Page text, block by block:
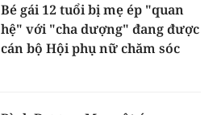
Bé gái 12 tuổi bị mẹ ép "quan
hệ" với "cha dượng" đang được
cán bộ Hội phụ nữ chăm sóc